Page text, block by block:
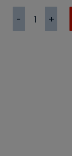
10
kilo